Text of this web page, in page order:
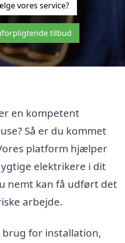
vores service?
tilbud
en kompetent
Så er du kommet
platform hjælper
elektrikere i dit
nemt kan få udført det
arbejde.
for installation,